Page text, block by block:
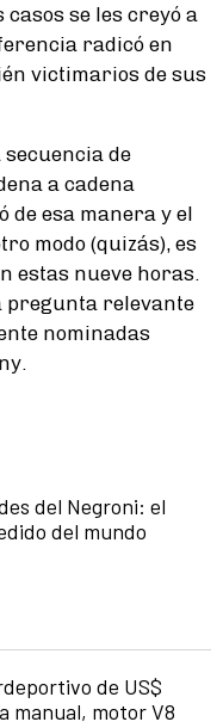
se les creyó a
radicó en
victimarios de sus
secuencia de
a cadena
de esa manera y el
modo (quizás), es
estas nueve horas.
pregunta relevante
nominadas
del Negroni: el
del mundo
de US$
manual, motor V8